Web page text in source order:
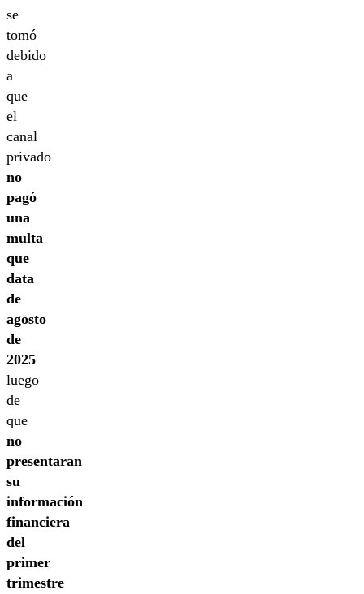
se
tomó
debido
a
que
el
canal
privado
no
pagó
una
multa
que
data
de
agosto
de
2025
luego
de
que
no
presentaran
su
información
financiera
del
primer
trimestre